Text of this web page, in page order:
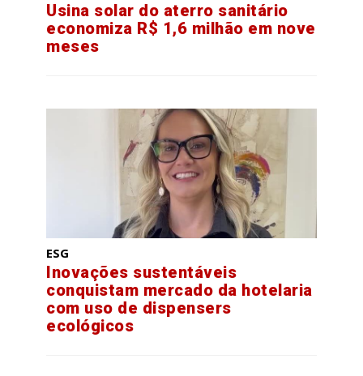
Usina solar do aterro sanitário
economiza R$ 1,6 milhão em nove
meses
ESG
Inovações sustentáveis
conquistam mercado da hotelaria
com uso de dispensers
ecológicos